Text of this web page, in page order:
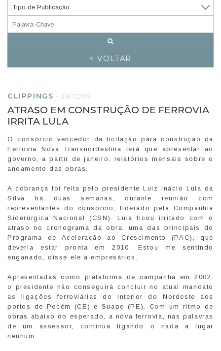
< VOLTAR
CLIPPINGS - 28/12/09
ATRASO EM CONSTRUÇÃO DE FERROVIA
IRRITA LULA
O consórcio vencedor da licitação para construção da
Ferrovia Nova Transnordestina terá que apresentar ao
governo, a partir de janeiro, relatórios mensais sobre o
andamento das obras.
A cobrança foi feita pelo presidente Luiz Inácio Lula da
Silva há duas semanas, durante reunião com
representantes do consórcio, liderado pela Companhia
Siderúrgica Nacional (CSN). Lula ficou irritado com o
atraso no cronograma da obra, uma das principais do
Programa de Aceleração ao Crescimento (PAC), que
deveria estar pronta em 2010. Estou me sentindo
enganado, disse ele a empresários.
Apresentadas como plataforma de campanha em 2002,
o presidente não conseguirá concluir no atual mandato
as ligações ferroviárias do interior do Nordeste aos
portos de Pecém (CE) e Suape (PE). Com um ritmo de
obras abaixo do esperado, a nova ferrovia, nas palavras
de um assessor, continua ligando o nada a lugar
nenhum.